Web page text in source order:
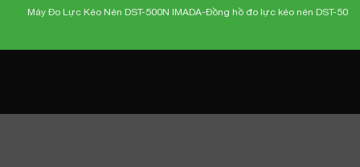
Máy Đo Lực Kéo Nén DST-500N IMADA-Đồng hồ đo lực kéo nén DST-500N